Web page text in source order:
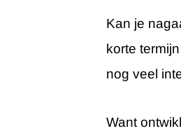
Kan je
korte
nog veel
Want